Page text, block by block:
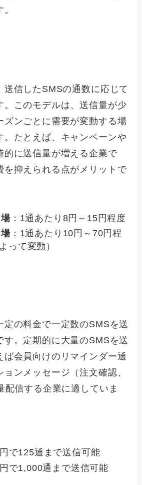
送信したSMSの通数に応じて
。このモデルは、送信量が少
ズンごとに需要が変動する場
。たとえば、キャンペーンや
的に送信量が増える企業で
を抑えられる点がメリットで
：1通あたり8円～15円程度
：1通あたり10円～70円程
って変動）
定の料金で一定数のSMSを送
す。定期的に大量のSMSを送
ば会員向けのリマインダー通
ンメッセージ（注文確認、
配信する企業に適していま
で125通まで送信可能
で1,000通まで送信可能